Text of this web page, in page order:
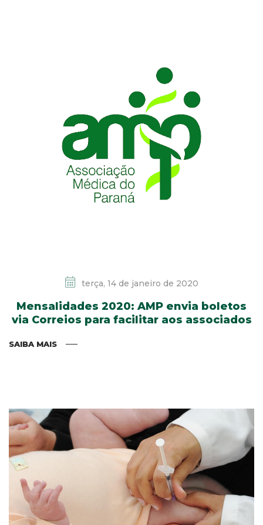
terça, 14 de janeiro de 2020
Mensalidades 2020: AMP envia boletos
via Correios para facilitar aos associados
SAIBA MAIS